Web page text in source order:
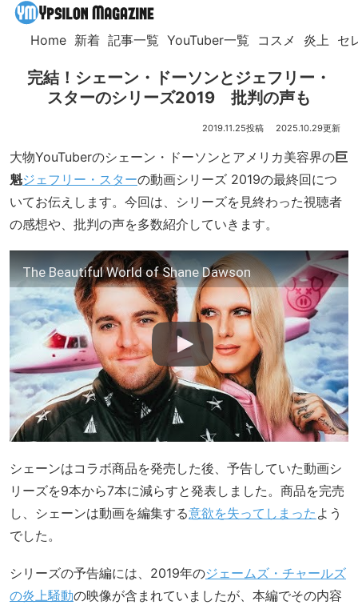
Home 新着 記事一覧 YouTuber一覧 コスメ 炎上 セ
完結！シェーン・ドーソンとジェフリー・
スターのシリーズ2019 批判の声も
2019.11.25 2025.10.29
大物YouTuberのシェーン・ドーソンとアメリカ美容界の巨
魁ジェフリー・スターの動画シリーズ 2019の最終回につ
いてお伝えします。今回は、シリーズを見終わった視聴者
の感想や、批判の声を多数紹介していきます。
The Beautiful World of Shane Dawson
シェーンはコラボ商品を発売した後、予告していた動画シ
リーズを9本から7本に減らすと発表しました。商品を完売
し、シェーンは動画を編集する意欲を失ってしまった よう
でした。
シリーズの予告編には、2019年のジェームズ・チャールズ
の炎上騒動の映像が含まれていましたが、本編でその内容